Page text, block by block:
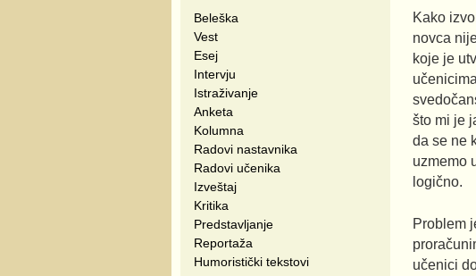
Beleška
Vest
Esej
Intervju
Istraživanje
Anketa
Kolumna
Radovi nastavnika
Radovi učenika
Izveštaj
Kritika
Predstavljanje
Reportaža
Humoristički tekstovi
Kako
novca
koje je
što mi je
da se ne
uzmemo
logično.
Problem
učenici